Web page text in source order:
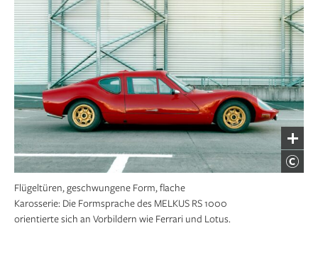
Flügeltüren, geschwungene Form, flache
Karosserie: Die Formsprache des MELKUS RS 1000
orientierte sich an Vorbildern wie Ferrari und Lotus.